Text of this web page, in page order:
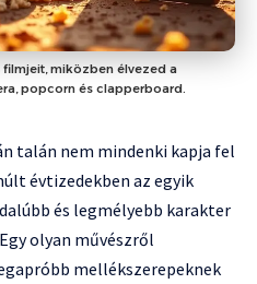
miközben élvezed a
popcorn és clapperboard.
talán nem mindenki kapja fel
évtizedekben az egyik
és legmélyebb karakter
olyan művészről
mellékszerepeknek